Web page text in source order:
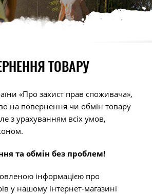
ТОВАРУ
«Про захист прав споживача»,
на повернення чи обмін товару
з урахуванням всіх умов,
та обмін без проблем!
інформацією про
у нашому інтернет-магазині